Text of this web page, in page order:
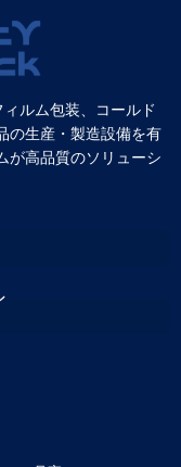
ルム包装、コールド
の生産・製造設備を有
が高品質のソリューシ